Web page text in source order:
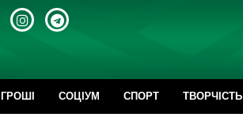
ГРОШІ CОЦІУМ СПОРТ ТВОРЧІСТЬ